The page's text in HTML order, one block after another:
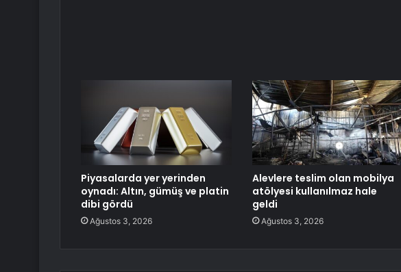
Piyasalarda yer yerinden
oynadı: Altın, gümüş ve platin
dibi gördü
Ağustos 3, 2026
Alevlere teslim olan mobilya
atölyesi kullanılmaz hale
geldi
Ağustos 3, 2026